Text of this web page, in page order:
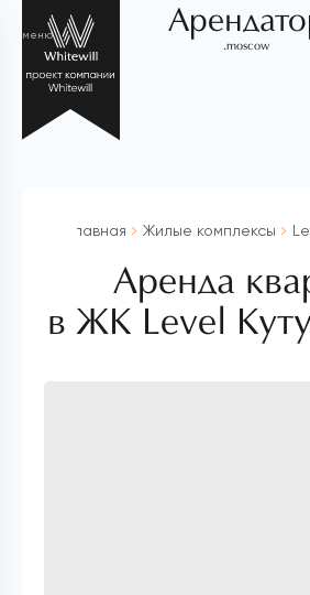
меню
.moscow
Главная Жилые комплексы
Аренда
в ЖК Level